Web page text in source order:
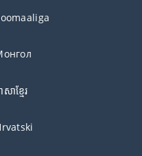
សាខ្មែរ